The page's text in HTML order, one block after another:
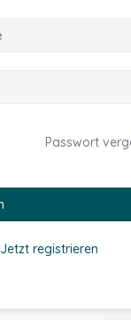
Passwort
Jetzt registrieren